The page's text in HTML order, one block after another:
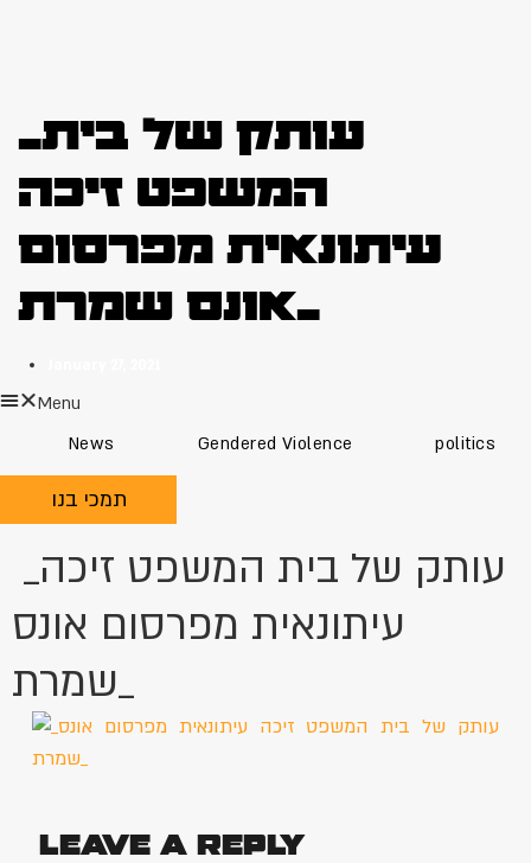
_עותק של בית
המשפט זיכה
עיתונאית מפרסום
אונס שמרת_
Menu
News
Gendered Violence politics
תמכי בנו
_עותק של בית המשפט זיכה
עיתונאית מפרסום אונס
שמרת_
Leave a Reply